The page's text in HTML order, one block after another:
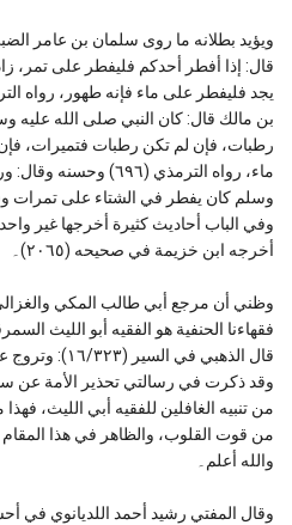
ويؤيد بطلانه ما روی سلمان بن عامر
قال: إذا أفطر أحدكم فليفطر على تمر،
بن مالك قال: كان النبي صلى الله
رطبات، فإن لم تكن رطبات فتميرات،
ماء، رواه الترمذي
وسلم كان يفطر في الشتاء على تمرات
وفي الباب أحادیث كثیرة أخرجها غیر
أخرجه ابن خزیمة في صحیحه (۲۰٦٥)۔
وظني أن مرجع أبي طالب المكي والغزالي
فقهاءنا الحنفية هو الفقيه أبو الليث
قال الذهبي في
وقد ذكرت في رسالتي تحذير الأمة عن سم
من تنبيه الغافلين للفقيه أبي الليث،
من قوت القلوب، والظاهر في هذا المقام
والله أعلم۔